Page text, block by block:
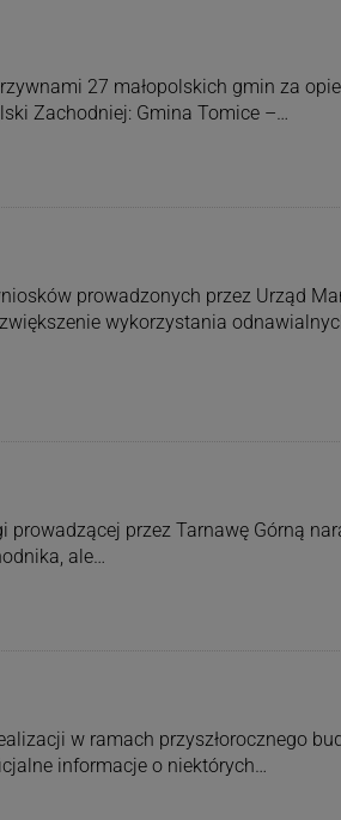
27 małopolskich gmin za
Zachodniej: Gmina Tomice –…
prowadzonych przez Urząd
wykorzystania
przez Tarnawę Górną
ale…
w ramach przyszłorocznego
informacje o niektórych…